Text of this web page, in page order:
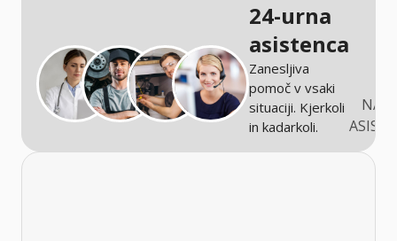
24-urna
asistenca
Zanesljiva
pomoč v vsaki
situaciji. Kjerkoli
in kadarkoli.